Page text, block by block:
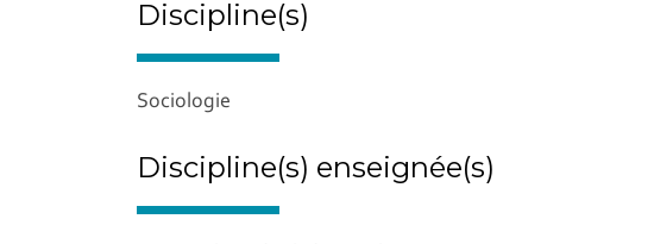
Discipline(s)
Sociologie
Discipline(s) enseignée(s)